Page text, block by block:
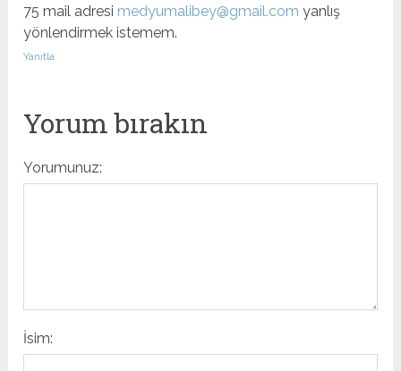
75 mail adresi medyumalibey@gmail.com yanlış
yönlendirmek istemem.
Yanıtla
Yorum bırakın
Yorumunuz:
İsim: